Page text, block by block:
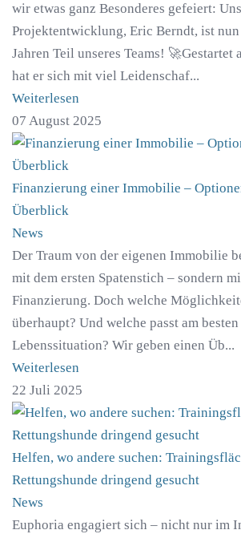
wir etwas ganz Besonderes gefeiert:
Projektentwicklung, Eric Berndt, ist nun
Jahren Teil unseres Teams! 🚀Gestartet
hat er sich mit viel Leidenschaf...
Weiterlesen
07 August 2025
Finanzierung einer Immobilie –
Überblick
News
Der Traum von der eigenen Immobilie
mit dem ersten Spatenstich – sondern
Finanzierung. Doch welche
überhaupt? Und welche passt am
Lebenssituation? Wir geben einen Üb...
Weiterlesen
22 Juli 2025
Helfen, wo andere suchen:
Rettungshunde dringend gesucht
News
Euphoria engagiert sich – nicht nur im